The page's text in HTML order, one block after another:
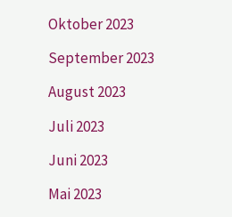
Oktober 2023
September 2023
August 2023
Juli 2023
Juni 2023
Mai 2023